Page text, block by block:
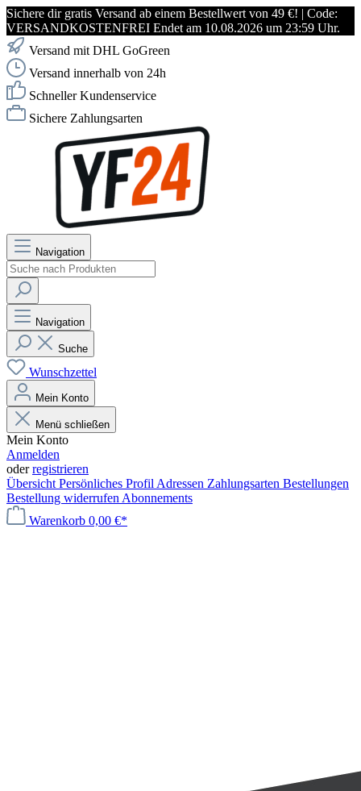
Sichere dir gratis Versand ab einem Bestellwert von 49 €! | Code:
VERSANDKOSTENFREI Endet am 10.08.2026 um 23:59 Uhr.
Versand mit DHL GoGreen
Versand innerhalb von 24h
Schneller Kundenservice
Sichere Zahlungsarten
Navigation
Navigation
Suche
Wunschzettel
Mein Konto
Menü schließen
Mein Konto
Anmelden
oderregistrieren
Übersicht Persönliches Profil Adressen Zahlungsarten Bestellungen
Bestellung widerrufen Abonnements
Warenkorb 0,00 €*